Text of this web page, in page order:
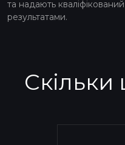
та надають
результатами.
Скільки